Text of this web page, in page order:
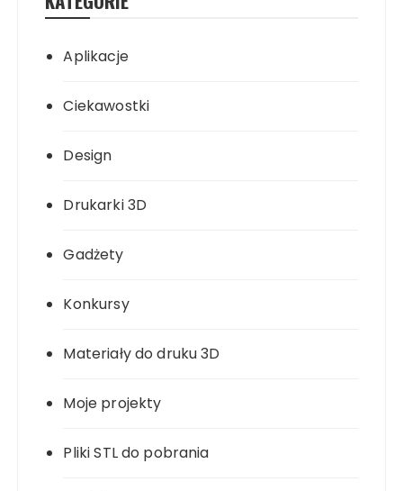
Aplikacje
Ciekawostki
Design
Drukarki 3D
Gadżety
Konkursy
Materiały do druku 3D
Moje projekty
Pliki STL do pobrania